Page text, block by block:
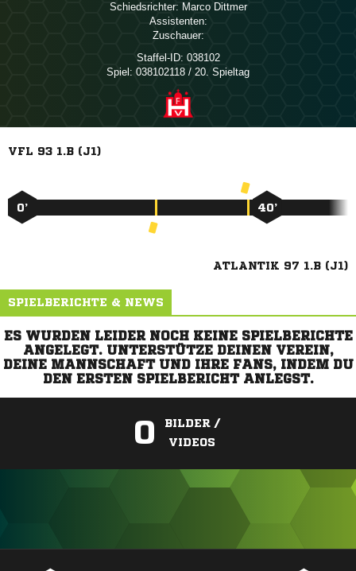
Schiedsrichter:  
Assistenten:
Zuschauer:
Staffel-ID: 038102
Spiel: 038102118 / 20. Spieltag
VFL 93 1.B (J1)
0’ 40’
ATLANTIK 97 1.B (J1)
SPIELBERICHTE & NEWS
ES WURDEN LEIDER NOCH KEINE SPIELBERICHTE
ANGELEGT. UNTERSTÜTZE DEINEN VEREIN,
DEINE MANNSCHAFT UND IHRE FANS, INDEM DU
DEN ERSTEN SPIELBERICHT ANLEGST.
0
BILDER /
VIDEOS